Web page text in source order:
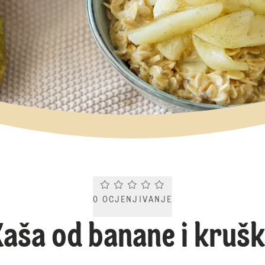
Current rating 0.0. Click to rate.
0 OCJENJIVANJE
od banane i